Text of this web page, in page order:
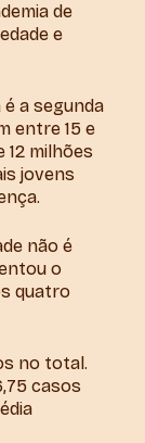
de
e
é a segunda
entre 15 e
12 milhões
jovens
não é
o
quatro
no total.
casos